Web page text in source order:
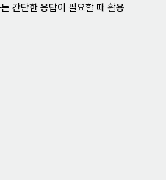
간단한 응답이 필요할 때 활용